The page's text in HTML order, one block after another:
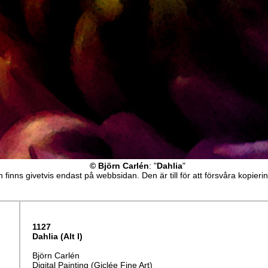
© Björn Carlén: "Dahlia"
finns givetvis endast på webbsidan. Den är till för att försvåra
1127
Dahlia (Alt I)
Björn Carlén
Digital Painting (Giclée Fine Art)